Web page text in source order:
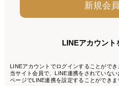
LINEアカウント
LINEアカウントでログインすることができ
当サイト会員で、LINE連携をされていな
ページでLINE連携を設定することができま